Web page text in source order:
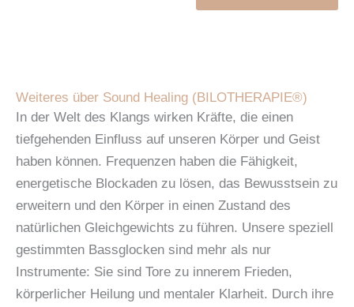
Weiteres über Sound Healing (BILOTHERAPIE®️)
In der Welt des Klangs wirken Kräfte, die einen
tiefgehenden Einfluss auf unseren Körper und Geist
haben können. Frequenzen haben die Fähigkeit,
energetische Blockaden zu lösen, das Bewusstsein zu
erweitern und den Körper in einen Zustand des
natürlichen Gleichgewichts zu führen. Unsere speziell
gestimmten Bassglocken sind mehr als nur
Instrumente: Sie sind Tore zu innerem Frieden,
körperlicher Heilung und mentaler Klarheit. Durch ihre